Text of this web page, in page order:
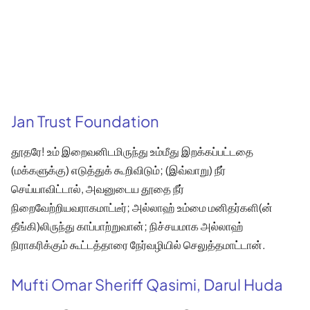
Jan Trust Foundation
தூதரே! உம் இறைவனிடமிருந்து உம்மீது இறக்கப்பட்டதை
(மக்களுக்கு) எடுத்துக் கூறிவிடும்; (இவ்வாறு) நீர்
செய்யாவிட்டால், அவனுடைய தூதை நீர்
நிறைவேற்றியவராகமாட்டீர்; அல்லாஹ் உம்மை மனிதர்களி(ன்
தீங்கி)லிருந்து காப்பாற்றுவான்; நிச்சயமாக அல்லாஹ்
நிராகரிக்கும் கூட்டத்தாரை நேர்வழியில் செலுத்தமாட்டான்.
Mufti Omar Sheriff Qasimi, Darul Huda